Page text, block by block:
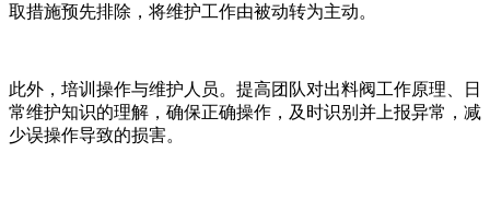
取措施预先排除，将维护工作由被动转为主动。
此外，培训操作与维护人员。提高团队对出料阀工作原理、日
常维护知识的理解，确保正确操作，及时识别并上报异常，减
少误操作导致的损害。